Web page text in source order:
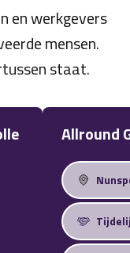
en werkgevers
mensen.
staat.
Allround